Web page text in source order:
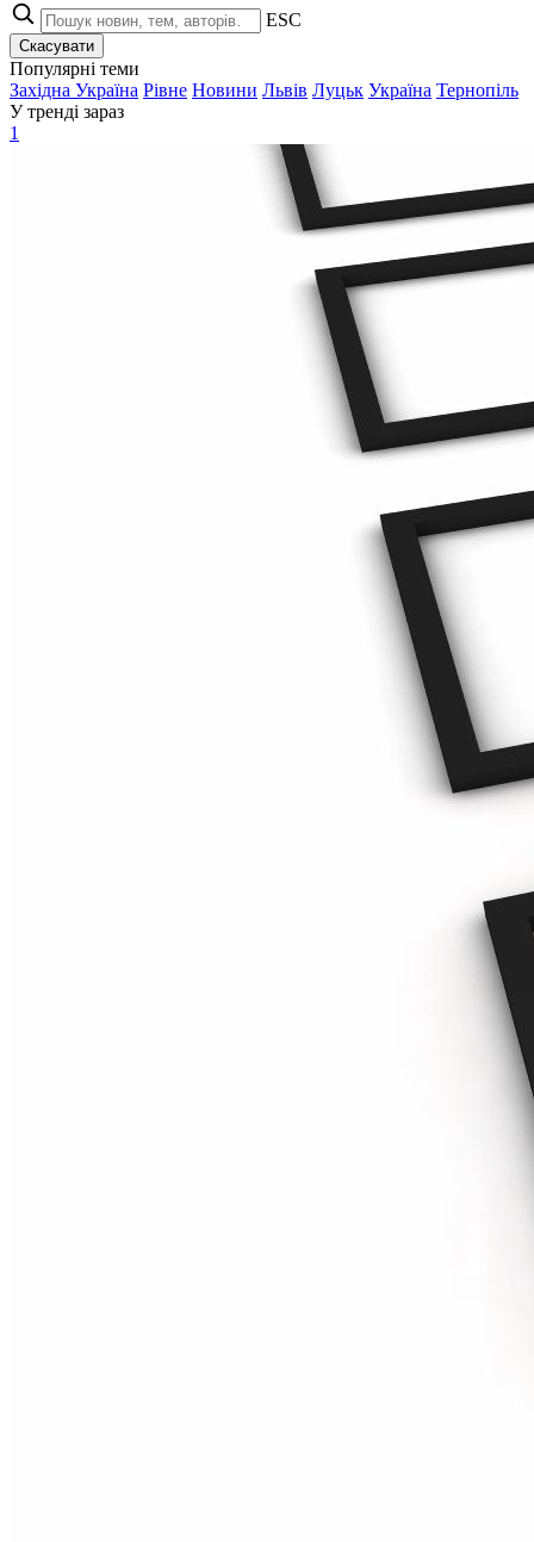
ESC
Скасувати
Популярні теми
Західна Україна Рівне Новини Львів Луцьк Україна Тернопіль
У тренді зараз
1